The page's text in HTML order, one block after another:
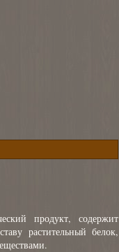
продукт, содержит
растительный белок,